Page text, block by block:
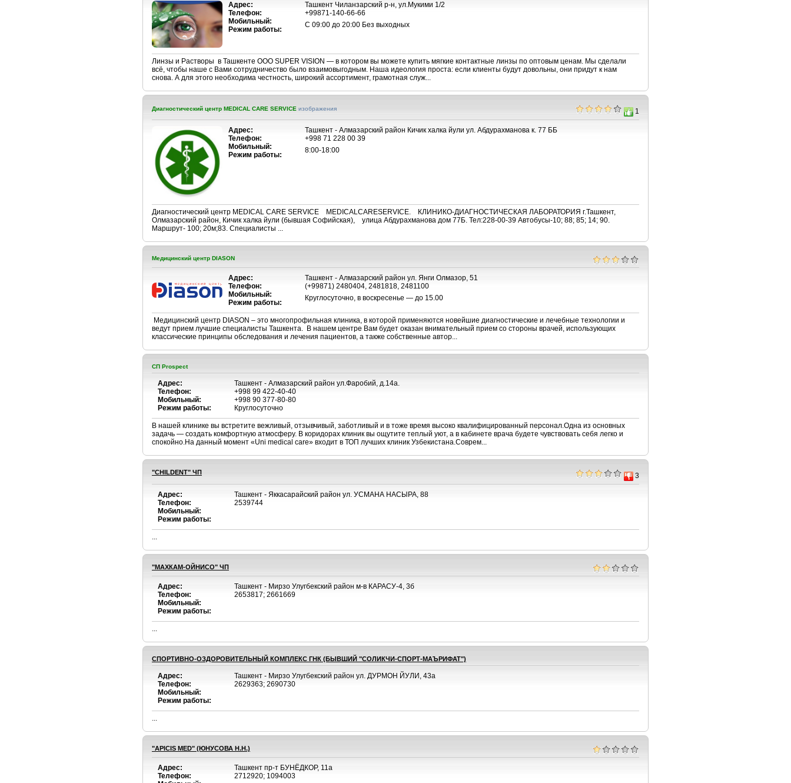
Адрес:
Телефон:
Мобильный:
Режим работы:
Ташкент Чиланзарский р-н, ул.Мукими 1/2
+99871-140-66-66
С 09:00 до 20:00 Без выходных
Линзы и Растворы в Ташкенте OOO SUPER VISION — в котором вы можете купить мягкие контактные линзы по оптовым ценам. Мы сделали
всё, чтобы наше с Вами сотрудничество было взаимовыгодным. Наша идеология проста: если клиенты будут довольны, они придут к нам
снова. А для этого необходима честность, широкий ассортимент, грамотная служ...
Диагностический центр MEDICAL CARE SERVICE изображения 1
Адрес:
Телефон:
Мобильный:
Режим работы:
Ташкент - Алмазарский район Кичик халка йули ул. Абдурахманова к. 77 ББ
+998 71 228 00 39
8:00-18:00
Диагностический центр MEDICAL CARE SERVICE MEDICALCARESERVICE. КЛИНИКО-ДИАГНОСТИЧЕСКАЯ ЛАБОРАТОРИЯ г.Ташкент,
Олмазарский район, Кичик халка йули (бывшая Софийская), улица Абдурахманова дом 77Б. Тел:228-00-39 Автобусы-10; 88; 85; 14; 90.
Маршрут- 100; 20м;83. Специалисты ...
Медицинский центр DIASON
Адрес:
Телефон:
Мобильный:
Режим работы:
Ташкент - Алмазарский район ул. Янги Олмазор, 51
(+99871) 2480404, 2481818, 2481100
Круглосуточно, в воскресенье — до 15.00
Медицинский центр DIASON – это многопрофильная клиника, в которой применяются новейшие диагностические и лечебные технологии и
ведут прием лучшие специалисты Ташкента. В нашем центре Вам будет оказан внимательный прием со стороны врачей, использующих
классические принципы обследования и лечения пациентов, а также собственные автор...
СП Prospect
Адрес:
Телефон:
Мобильный:
Режим работы:
Ташкент - Алмазарский район ул.Фаробий, д.14а.
+998 99 422-40-40
+998 90 377-80-80
Круглосуточно
В нашей клинике вы встретите вежливый, отзывчивый, заботливый и в тоже время высоко квалифицированный персонал.Одна из основных
задачь — создать комфортную атмосферу. В коридорах клиник вы ощутите теплый уют, а в кабинете врача будете чувствовать себя легко и
спокойно.На данный момент «Uni medical care» входит в ТОП лучших клиник Узбекистана.Соврем...
"CHILDENT" ЧП 3
Адрес:
Телефон:
Мобильный:
Режим работы:
Ташкент - Яккасарайский район ул. УСМАНА НАСЫРА, 88
2539744
...
"МАХКАМ-ОЙНИСО" ЧП
Адрес:
Телефон:
Мобильный:
Режим работы:
Ташкент - Мирзо Улугбекский район м-в КАРАСУ-4, 3б
2653817; 2661669
...
СПОРТИВНО-ОЗДОРОВИТЕЛЬНЫЙ КОМПЛЕКС ГНК (БЫВШИЙ "СОЛИКЧИ-СПОРТ-МАЪРИФАТ")
Адрес:
Телефон:
Мобильный:
Режим работы:
Ташкент - Мирзо Улугбекский район ул. ДУРМОН ЙУЛИ, 43а
2629363; 2690730
...
"APICIS MED" (ЮНУСОВА Н.Н.)
Адрес:
Телефон:
Ташкент пр-т БУНЁДКОР, 11а
2712920; 1094003